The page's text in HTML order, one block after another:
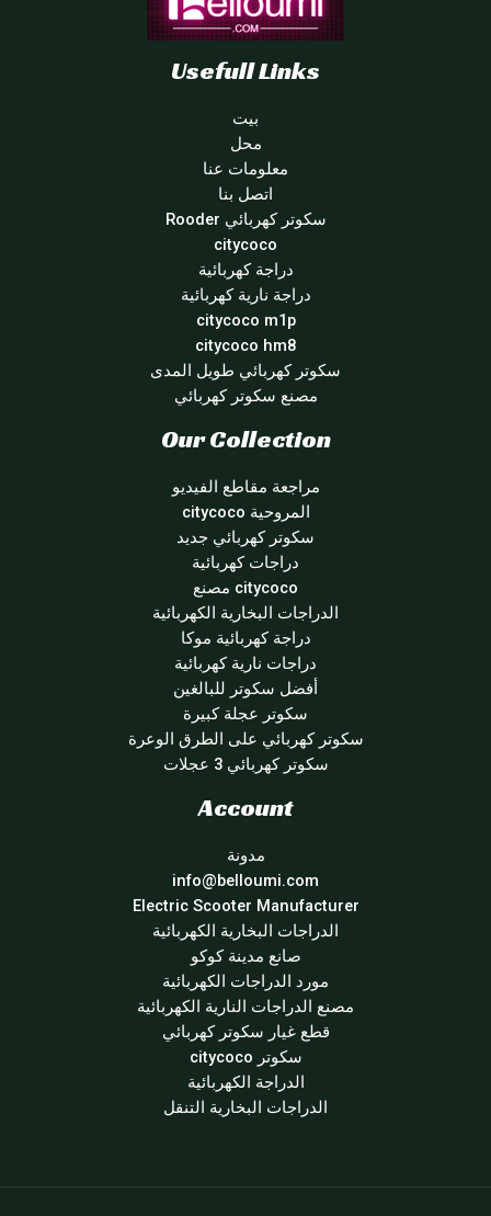
Usefull Links
بيت
محل
معلومات عنا
اتصل بنا
سكوتر كهربائي Rooder
citycoco
دراجة كهربائية
دراجة نارية كهربائية
citycoco m1p
citycoco hm8
سكوتر كهربائي طويل المدى
مصنع سكوتر كهربائي
Our Collection
مراجعة مقاطع الفيديو
المروحية citycoco
سكوتر كهربائي جديد
دراجات كهربائية
citycoco مصنع
الدراجات البخارية الكهربائية
دراجة كهربائية موكا
دراجات نارية كهربائية
أفضل سكوتر للبالغين
سكوتر عجلة كبيرة
سكوتر كهربائي على الطرق الوعرة
سكوتر كهربائي 3 عجلات
Account
مدونة
info@belloumi.com
Electric Scooter Manufacturer
الدراجات البخارية الكهربائية
صانع مدينة كوكو
مورد الدراجات الكهربائية
مصنع الدراجات النارية الكهربائية
قطع غيار سكوتر كهربائي
سكوتر citycoco
الدراجة الكهربائية
الدراجات البخارية التنقل